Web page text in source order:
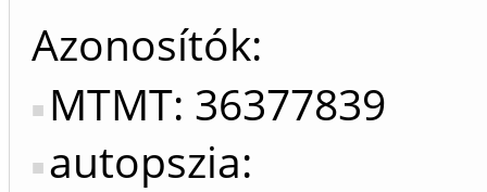
Azonosítók
MTMT: 36377839
autopszia: